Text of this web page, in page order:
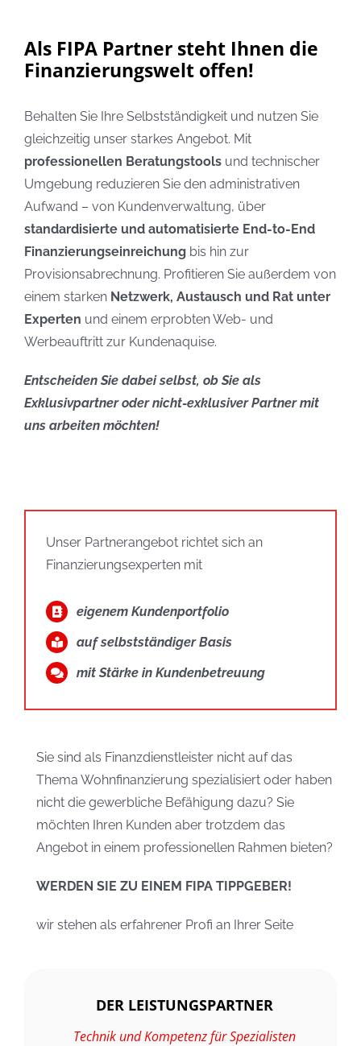
Als FIPA Partner steht Ihnen die
Finanzierungswelt offen!
Behalten Sie Ihre Selbstständigkeit und nutzen Sie
gleichzeitig unser starkes Angebot. Mit
professionellen Beratungstoolsund technischer
Umgebung reduzieren Sie den administrativen
Aufwand – von Kundenverwaltung, über
standardisierte und automatisierte End-to-End
Finanzierungseinreichungbis hin zur
Provisionsabrechnung. Profitieren Sie außerdem von
einem starken Netzwerk, Austausch und Rat unter
Experten und einem erprobten Web- und
Werbeauftritt zur Kundenaquise.
Entscheiden Sie dabei selbst, ob Sie als
Exklusivpartner oder nicht-exklusiver Partner mit
uns arbeiten möchten!
Unser Partnerangebot richtet sich an
Finanzierungsexperten mit
eigenem Kundenportfolio
auf selbstständiger Basis
mit Stärke in Kundenbetreuung
Sie sind als Finanzdienstleister nicht auf das
Thema Wohnfinanzierung spezialisiert oder haben
nicht die gewerbliche Befähigung dazu? Sie
möchten Ihren Kunden aber trotzdem das
Angebot in einem professionellen Rahmen bieten?
WERDEN SIE ZU EINEM FIPA TIPPGEBER!
wir stehen als erfahrener Profi an Ihrer Seite
DER LEISTUNGSPARTNER
Technik und Kompetenz für Spezialisten